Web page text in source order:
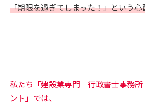
「期限を過ぎてしまった！」という
私たち「建設業専門 行政書士事務所
ント」では、